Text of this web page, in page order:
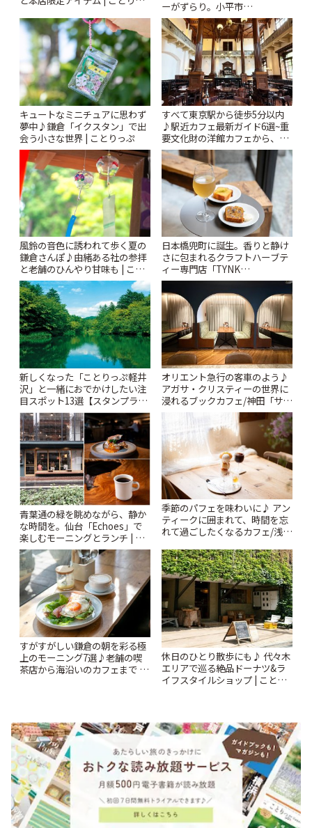
ーがずらり。小平市
「Kimamaya T&K」 | ことりっ
ぷ
キュートなミニチュアに思わず
夢中♪鎌倉「イクスタン」で出
会う小さな世界 | ことりっぷ
すべて東京駅から徒歩5分以内
♪駅近カフェ最新ガイド6選~重
要文化財の洋館カフェから、改
札すぐのレトロ喫茶まで~ | こと
りっぷ
風鈴の音色に誘われて歩く夏の
鎌倉さんぽ♪由緒ある社の参拝
と老舗のひんやり甘味も | こと
りっぷ
日本橋兜町に誕生。香りと静け
さに包まれるクラフトハーブテ
ィー専門店「TYNK
Kabutocho」 | ことりっぷ
新しくなった「ことりっぷ軽井
沢」と一緒におでかけしたい注
目スポット13選【スタンプラリ
ー開催中】 | ことりっぷ
オリエント急行の客車のよう♪
アガサ・クリスティーの世界に
浸れるブックカフェ/神田「サロ
ンクリスティ」 | ことりっぷ
青葉通の緑を眺めながら、静か
な時間を。仙台「Echoes」で
楽しむモーニングとランチ | こ
とりっぷ
季節のパフェを味わいに♪ アン
ティークに囲まれて、時間を忘
れて過ごしたくなるカフェ/浅草
すがすがしい鎌倉の朝を彩る極
上のモーニング7選♪老舗の喫
茶店から海沿いのカフェまで |
休日のひとり散歩にも♪ 代々木
エリアで巡る絶品ドーナツ&ラ
イフスタイルショップ | ことり